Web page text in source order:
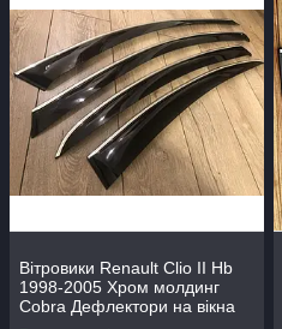
Вітровики Renault Clio II Hb
1998-2005 Хром молдинг
Cobra Дефлектори на вікна